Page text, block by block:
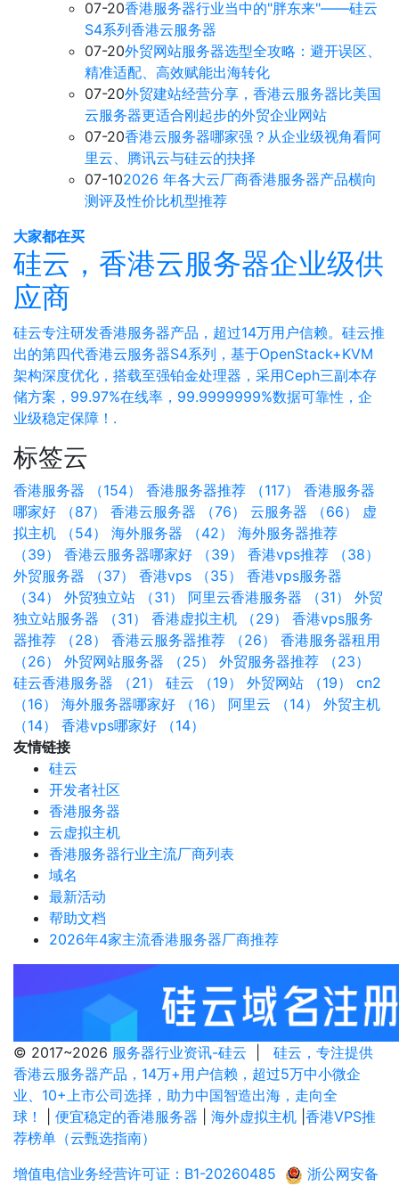
07-20香港服务器行业当中的"胖东来"——硅云
S4系列香港云服务器
07-20外贸网站服务器选型全攻略：避开误区、
精准适配、高效赋能出海转化
07-20外贸建站经营分享，香港云服务器比美国
云服务器更适合刚起步的外贸企业网站
07-20香港云服务器哪家强？从企业级视角看阿
里云、腾讯云与硅云的抉择
07-102026 年各大云厂商香港服务器产品横向
测评及性价比机型推荐
大家都在买
硅云，香港云服务器企业级供
应商
硅云专注研发香港服务器产品，超过14万用户信赖。硅云推
出的第四代香港云服务器S4系列，基于OpenStack+KVM
架构深度优化，搭载至强铂金处理器，采用Ceph三副本存
储方案，99.97%在线率，99.9999999%数据可靠性，企
业级稳定保障！.
标签云
香港服务器 （154） 香港服务器推荐 （117）
香港服务器
哪家好 （87）
香港云服务器 （76） 云服务器 （66）
虚
拟主机 （54）
海外服务器 （42）
海外服务器推荐
（39）
香港云服务器哪家好 （39）
香港vps推荐 （38）
外贸服务器 （37）
香港vps （35）
香港vps服务器
（34）
外贸独立站 （31） 阿里云香港服务器 （31）
外贸
独立站服务器 （31）
香港虚拟主机 （29）
香港vps服务
器推荐 （28）
香港云服务器推荐 （26）
香港服务器租用
（26）
外贸网站服务器 （25）
外贸服务器推荐 （23）
硅云香港服务器 （21）
硅云 （19） 外贸网站 （19）
cn2
（16）
海外服务器哪家好 （16） 阿里云 （14）
外贸主机
（14）
香港vps哪家好 （14）
友情链接
硅云
开发者社区
香港服务器
云虚拟主机
香港服务器行业主流厂商列表
域名
最新活动
帮助文档
2026年4家主流香港服务器厂商推荐
© 2017~2026 服务器行业资讯-硅云
硅云，专注提供
香港云服务器产品，14万+用户信赖，超过5万中小微企
业、10+上市公司选择，助力中国智造出海，走向全
球！
便宜稳定的香港服务器 海外虚拟主机 香港VPS推
荐榜单（云甄选指南）
增值电信业务经营许可证：B1-20260485
浙公网安备